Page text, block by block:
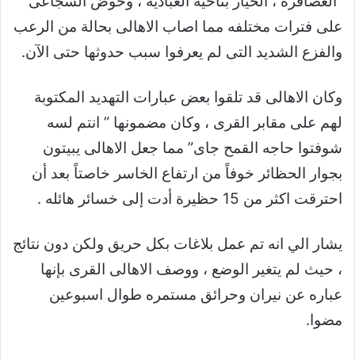
على فترات مختلفه مما اصاب الاهالى بحالة من الرعب
والفزع الشديد التى لم يعرفوا سبب حدوثها حتى الآن.
وكان الاهالى قد تلقوا بعض عبارات التهديد المكتوبة
لهم على مقابر القرى ، وكان مضمونها ” انتم لسه
شوفتوا حاجه القمح جاى” مما جعل الاهالى يبيتون
بجوار الحظائر خوفاً من ارتفاع الخاسر خاصتاً بعد أن
احترقت اكثر من 15 حظيرة أدت إلى خسائر هائله .
يشار الي انه تم عمل بلاغات بكل حريق ولكن دون نتائج
، حيث لم يتغير الوضع ، ووصف الاهالى القرى بإنها
عباره عن نيران وحرائق مستمره طوال اسبوعين
مضوا.